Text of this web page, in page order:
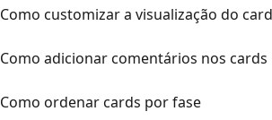
Como customizar a visualização do
Como adicionar comentários nos cards
Como ordenar cards por fase